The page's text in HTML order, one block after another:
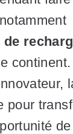
pour
de